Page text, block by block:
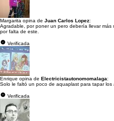
Margarita opina de Juan Carlos Lopez:
Agradable, por poner un pero debería llevar más
por falta de este.
Verificada
Enrique opina de Electricistautonomomalaga:
Solo le faltó un poco de aquaplast para tapar los
Verificada